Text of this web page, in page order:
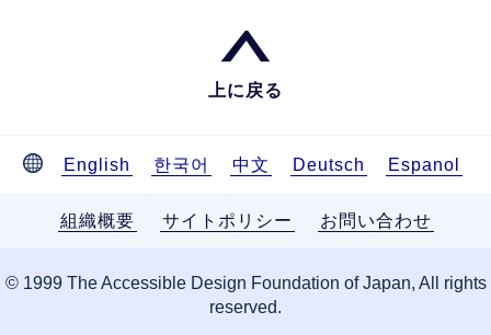
上に戻る
English 한국어 中文 Deutsch Espanol
組織概要 サイトポリシー お問い合わせ
© 1999 The Accessible Design Foundation of Japan, All rights
reserved.